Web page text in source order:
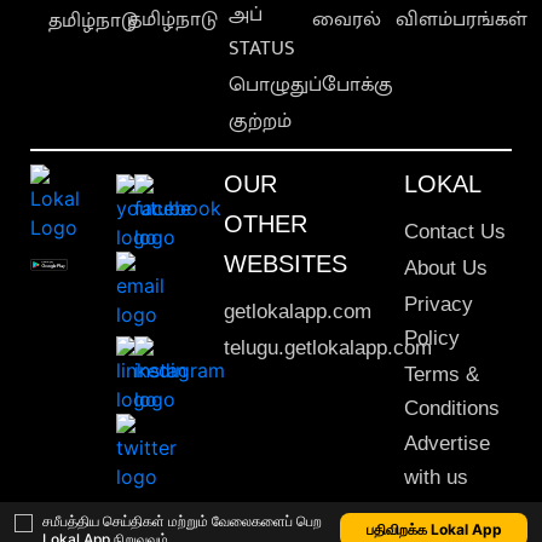
சமீபத்திய செய்திகள் மற்றும் வேலைகளைப் பெற
பதிவிறக்க Lokal App
தமிழ்நாடுதமிழ்நாடு அப்
STATUS
பொழுதுப்போக்கு
குற்றம்
வைரல் விளம்பரங்கள்
OUR
OTHER
WEBSITES
getlokalapp.com
telugu.getlokalapp.com
LOKAL
Contact Us
About Us
Privacy
Policy
Terms &
Conditions
Advertise
with us
Sitemap
This material may not be published, transmitted, rewritten or redistributed. © 2020 Lokal App. All rights reserved.